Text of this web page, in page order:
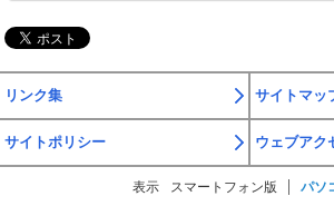
リンク集 サイトマッ
サイトポリシー ウェブアク
表示 スマートフォン版 パソ